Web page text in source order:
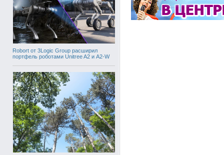
Robort от 3Logic Group расширил
портфель роботами Unitree A2 и A2-W